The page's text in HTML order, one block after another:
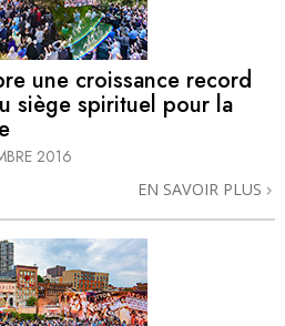
une croissance record
siège spirituel pour la
2016
EN SAVOIR PLUS